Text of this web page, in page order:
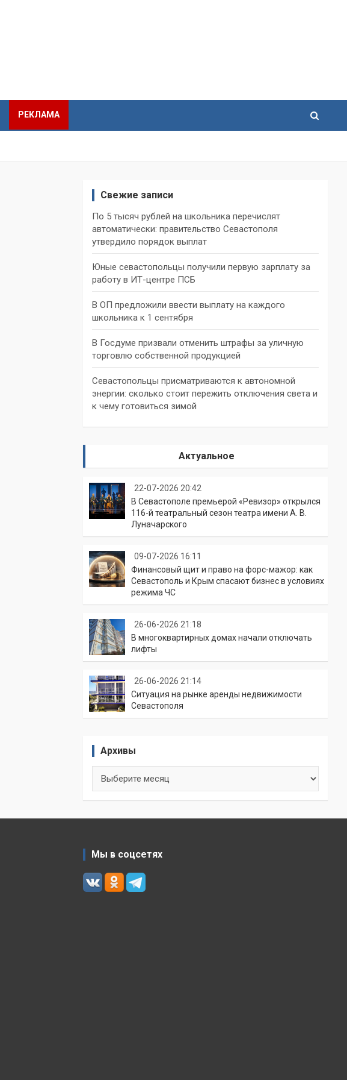
РЕКЛАМА
Свежие записи
По 5 тысяч рублей на школьника перечислят
автоматически: правительство Севастополя
утвердило порядок выплат
Юные севастопольцы получили первую зарплату за
работу в ИТ-центре ПСБ
В ОП предложили ввести выплату на каждого
школьника к 1 сентября
В Госдуме призвали отменить штрафы за уличную
торговлю собственной продукцией
Севастопольцы присматриваются к автономной
энергии: сколько стоит пережить отключения света и
к чему готовиться зимой
Актуальное
22-07-2026 20:42
В Севастополе премьерой «Ревизор» открылся
116-й театральный сезон театра имени А. В.
Луначарского
09-07-2026 16:11
Финансовый щит и право на форс-мажор: как
Севастополь и Крым спасают бизнес в условиях
режима ЧС
26-06-2026 21:18
В многоквартирных домах начали отключать
лифты
26-06-2026 21:14
Ситуация на рынке аренды недвижимости
Севастополя
Архивы
Мы в соцсетях